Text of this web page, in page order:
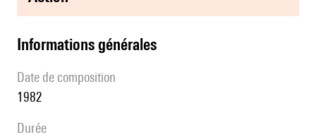
informations générales
date de composition
1982
durée